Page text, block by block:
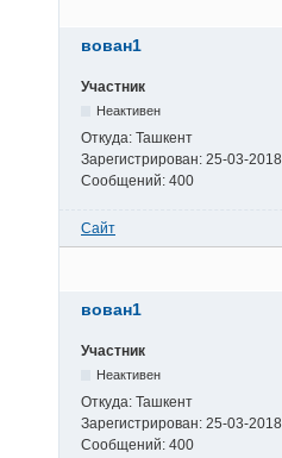
вован1
Участник
Неактивен
Откуда: Ташкент
Зарегистрирован: 25-03-2018
Сообщений: 400
Сайт
вован1
Участник
Неактивен
Откуда: Ташкент
Зарегистрирован: 25-03-2018
Сообщений: 400